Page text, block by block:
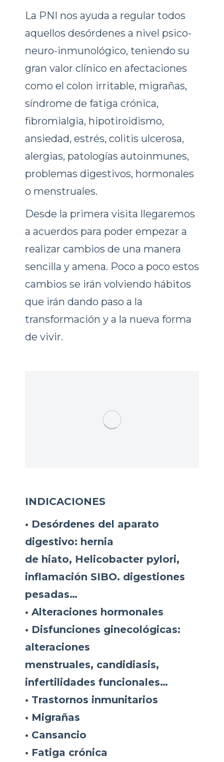
La PNI nos ayuda a regular todos
aquellos desórdenes a nivel psico-
neuro-inmunológico, teniendo su
gran valor clínico en afectaciones
como el colon irritable, migrañas,
síndrome de fatiga crónica,
fibromialgia, hipotiroidismo,
ansiedad, estrés, colitis ulcerosa,
alergias, patologías autoinmunes,
problemas digestivos, hormonales
o menstruales.
Desde la primera visita llegaremos
a acuerdos para poder empezar a
realizar cambios de una manera
sencilla y amena. Poco a poco estos
cambios se irán volviendo hábitos
que irán dando paso a la
transformación y a la nueva forma
de vivir.
INDICACIONES
• Desórdenes del aparato
digestivo: hernia
de hiato, Helicobacter pylori,
inflamación SIBO. digestiones
pesadas…
• Alteraciones hormonales
• Disfunciones ginecológicas:
alteraciones
menstruales, candidiasis,
infertilidades funcionales…
• Trastornos inmunitarios
• Migrañas
• Cansancio
• Fatiga crónica